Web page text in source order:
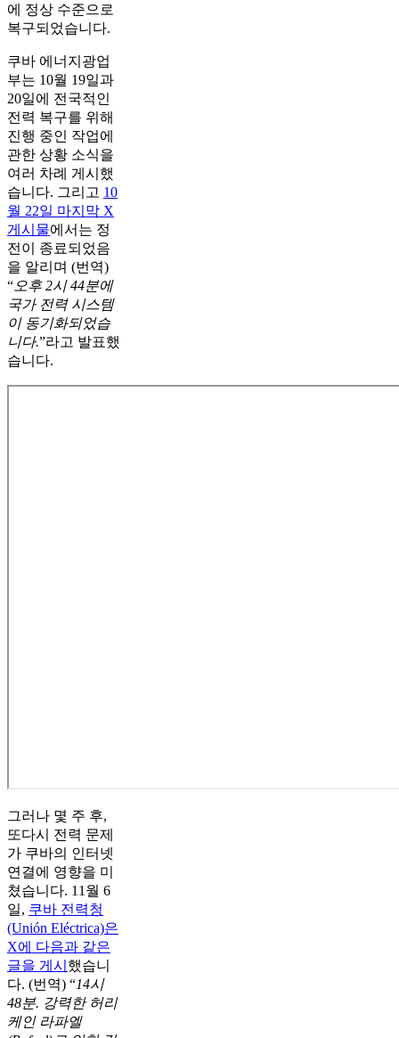
에 정상 수준으로
복구되었습니다.
쿠바 에너지광업
부는 10월 19일과
20일에 전국적인
전력 복구를 위해
진행 중인 작업에
관한 상황 소식을
여러 차례 게시했
습니다. 그리고 10
월 22일 마지막 X
게시물에서는 정
전이 종료되었음
을 알리며 (번역)
“ 오후 2시 44분에
국가 전력 시스템
이 동기화되었습
니다.”라고 발표했
습니다.
그러나 몇 주 후,
또다시 전력 문제
가 쿠바의 인터넷
연결에 영향을 미
쳤습니다. 11월 6
일, 쿠바 전력청
(Unión Eléctrica)은
X에 다음과 같은
글을 게시 했습니
다. (번역) “14시
48분. 강력한 허리
케인 라파엘